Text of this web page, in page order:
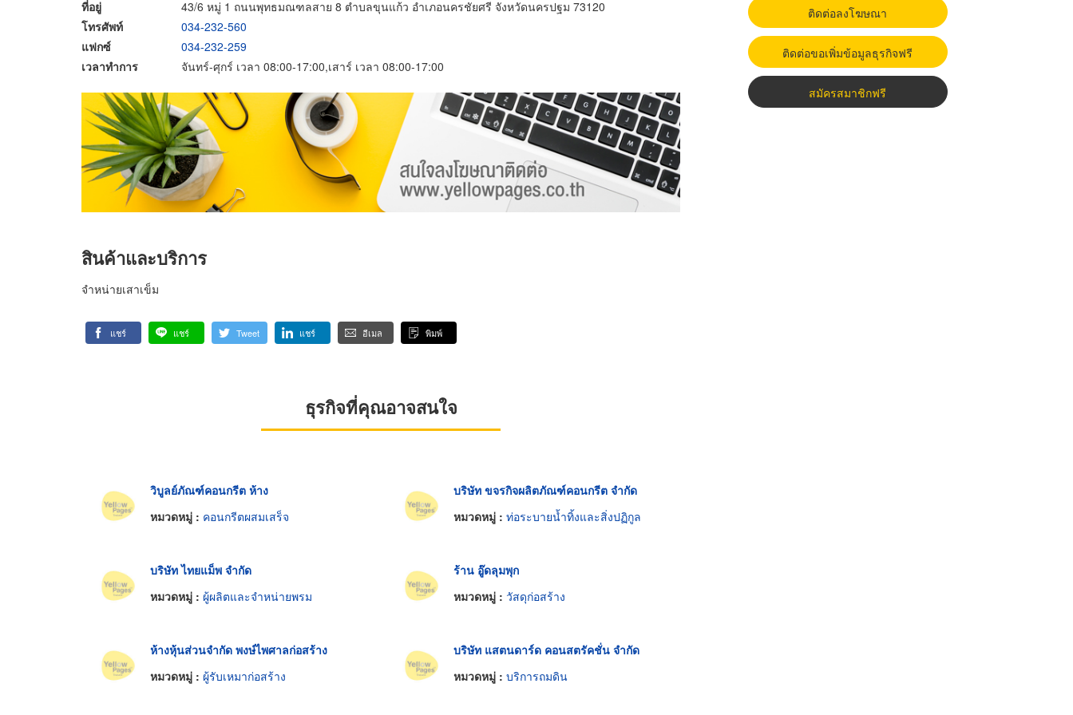
ที่อยู่
43/6 หมู่ 1 ถนนพุทธมณฑลสาย 8 ตำบลขุนแก้ว อำเภอนครชัยศรี จังหวัดนครปฐม 73120
โทรศัพท์
034-232-560
แฟกซ์
034-232-259
เวลาทำการ
จันทร์-ศุกร์ เวลา 08:00-17:00,เสาร์ เวลา 08:00-17:00
สินค้าและบริการ
จำหน่ายเสาเข็ม
แชร์ แชร์ Tweet แชร์ อีเมล พิมพ์
ธุรกิจที่คุณอาจสนใจ
วิบูลย์ภัณฑ์คอนกรีต ห้าง
หมวดหมู่ : คอนกรีตผสมเสร็จ
บริษัท ขจรกิจผลิตภัณฑ์คอนกรีต จำกัด
หมวดหมู่ : ท่อระบายน้ำทิ้งและสิ่งปฏิกูล
บริษัท ไทยแม็พ จำกัด
หมวดหมู่ : ผู้ผลิตและจำหน่ายพรม
ร้าน อู๊ดลุมพุก
หมวดหมู่ : วัสดุก่อสร้าง
ห้างหุ้นส่วนจำกัด พงษ์ไพศาลก่อสร้าง
หมวดหมู่ : ผู้รับเหมาก่อสร้าง
บริษัท แสตนดาร์ด คอนสตรัคชั่น จำกัด
หมวดหมู่ : บริการถมดิน
ติดต่อลงโฆษณา
ติดต่อขอเพิ่มข้อมูลธุรกิจฟรี
สมัครสมาชิกฟรี